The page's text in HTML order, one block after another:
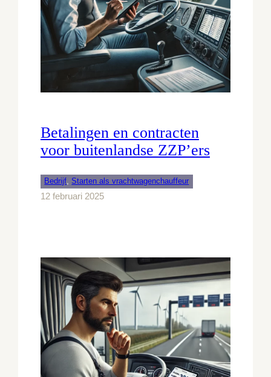
Betalingen en contracten
voor buitenlandse ZZP’ers
Bedrijf, Starten als vrachtwagenchauffeur
12 februari 2025